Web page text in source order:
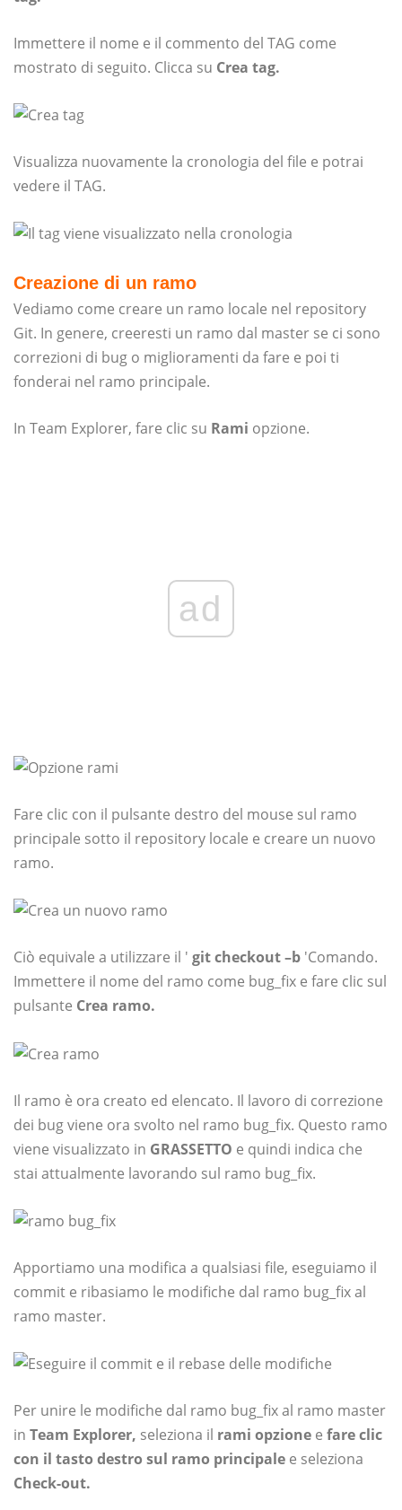
Immettere il nome e il commento del TAG come
mostrato di seguito. Clicca su Crea tag.
Visualizza nuovamente la cronologia del file e potrai
vedere il TAG.
Creazione di un ramo
Vediamo come creare un ramo locale nel repository
Git. In genere, creeresti un ramo dal master se ci sono
correzioni di bug o miglioramenti da fare e poi ti
fonderai nel ramo principale.
In Team Explorer, fare clic su Rami opzione.
ad
Fare clic con il pulsante destro del mouse sul ramo
principale sotto il repository locale e creare un nuovo
ramo.
Ciò equivale a utilizzare il ' git checkout –b 'Comando.
Immettere il nome del ramo come bug_fix e fare clic sul
pulsante Crea ramo.
Il ramo è ora creato ed elencato. Il lavoro di correzione
dei bug viene ora svolto nel ramo bug_fix. Questo ramo
viene visualizzato in GRASSETTO e quindi indica che
stai attualmente lavorando sul ramo bug_fix.
Apportiamo una modifica a qualsiasi file, eseguiamo il
commit e ribasiamo le modifiche dal ramo bug_fix al
ramo master.
Per unire le modifiche dal ramo bug_fix al ramo master
in Team Explorer, seleziona il rami opzione e fare clic
con il tasto destro sul ramo principale e seleziona
Check-out.